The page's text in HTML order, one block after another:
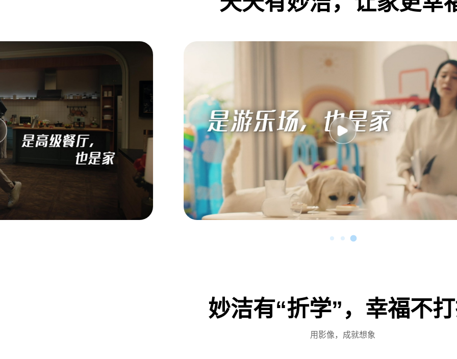
妙洁有“折学”，幸福不
用影像，成就想象